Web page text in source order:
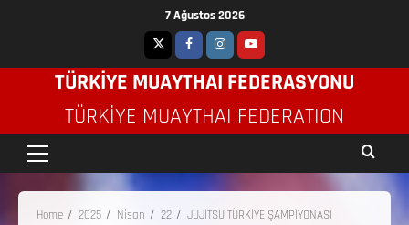
7 Ağustos 2026
TÜRKİYE MUAYTHAI FEDERASYONU
TÜRKIYE MUAYTHAI FEDERATION
Home 2025 Nisan 22 JUJİTSU TÜRKİYE ŞAMPİYONASI